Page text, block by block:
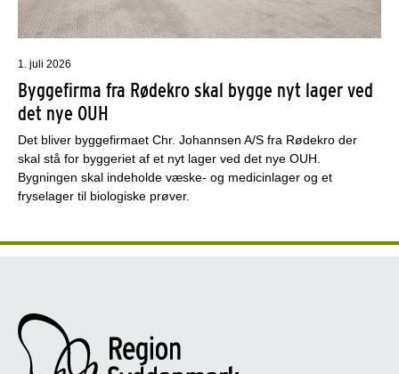
1. juli 2026
Byggefirma fra Rødekro skal bygge nyt lager ved
det nye OUH
Det bliver byggefirmaet Chr. Johannsen A/S fra Rødekro der
skal stå for byggeriet af et nyt lager ved det nye OUH.
Bygningen skal indeholde væske- og medicinlager og et
fryselager til biologiske prøver.